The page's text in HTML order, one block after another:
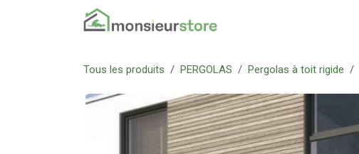
Se rendre au contenu
Tous les produits PERGOLAS Pergolas à toit rigide